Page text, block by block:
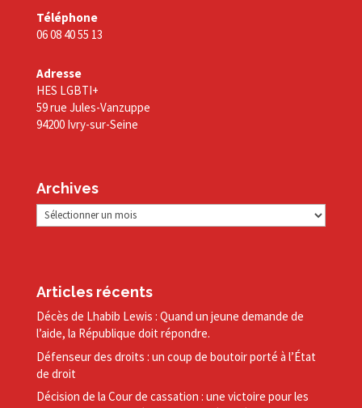
Téléphone
06 08 40 55 13
Adresse
HES LGBTI+
59 rue Jules-Vanzuppe
94200 Ivry-sur-Seine
Archives
Archives
Articles récents
Décès de Lhabib Lewis : Quand un jeune demande de
l’aide, la République doit répondre.
Défenseur des droits : un coup de boutoir porté à l’État
de droit
Décision de la Cour de cassation : une victoire pour les